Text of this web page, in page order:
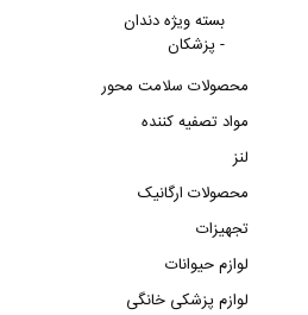
بسته ویژه دندان
پزشکان -
محصولات سلامت محور
مواد تصفیه کننده
لنز
محصولات ارگانیک
تجهیزات
لوازم حیوانات
لوازم پزشکی خانگی